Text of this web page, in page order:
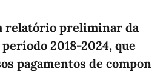
relatório preliminar da
2018-2024, que
pagamentos de compon